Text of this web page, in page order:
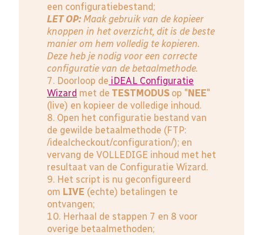
een configuratiebestand;
LET OP: Maak gebruik van de kopieer
knoppen in het overzicht, dit is de beste
manier om hem volledig te kopieren.
Deze heb je nodig voor een correcte
configuratie van de betaalmethode.
7. Doorloop de iDEAL Configuratie
Wizard met de TESTMODUS op "NEE"
(live) en kopieer de volledige inhoud.
8. Open het configuratie bestand van
de gewilde betaalmethode (FTP:
/idealcheckout/configuration/); en
vervang de VOLLEDIGE inhoud met het
resultaat van de Configuratie Wizard.
9. Het script is nu geconfigureerd
om LIVE (echte) betalingen te
ontvangen;
10. Herhaal de stappen 7 en 8 voor
overige betaalmethoden;